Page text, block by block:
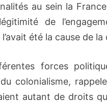
au sein la
de
été la cause de
forces
colonialisme,
autant de droits